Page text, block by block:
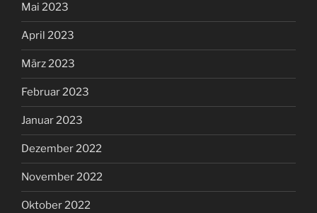
Mai 2023
April 2023
März 2023
Februar 2023
Januar 2023
Dezember 2022
November 2022
Oktober 2022